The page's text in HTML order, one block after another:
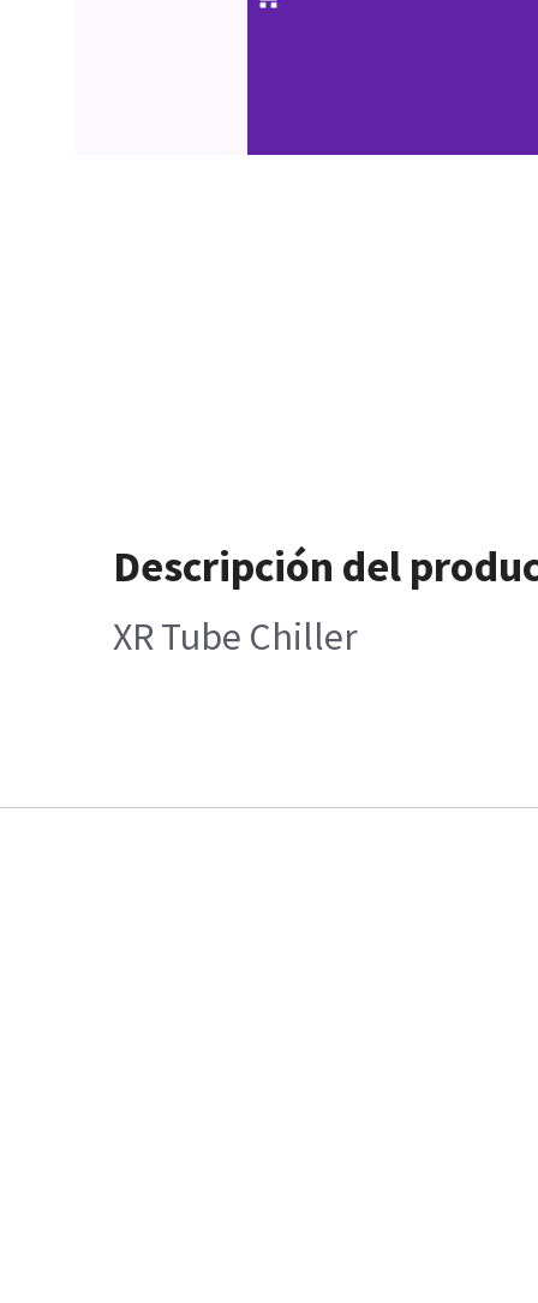
Descripción del
XR Tube Chiller